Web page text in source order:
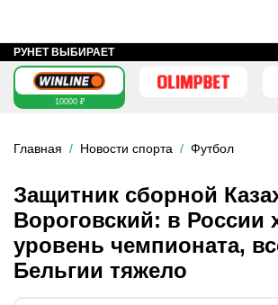
РУНЕТ ВЫБИРАЕТ
10000 ₽
Главная Новости спорта Футбол
Защитник сборной
Вороговский: в России
уровень чемпионата,
Бельгии тяжело